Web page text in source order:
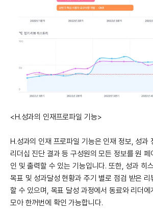
<H.성과의 인재프로파일 기능>
H.성과의 인재 프로파일 기능은 인재 정보, 성과
리더십 진단 결과 등 구성원의 모든 정보를 원
인 및 출력할 수 있는 기능입니다. 또한, 성과 히
목표 및 성과달성 현황과 주기 별로 점검 받은 리
할 수 있으며, 목표 달성 과정에서 동료와 리더에
모아 한꺼번에 확인 가능합니다.